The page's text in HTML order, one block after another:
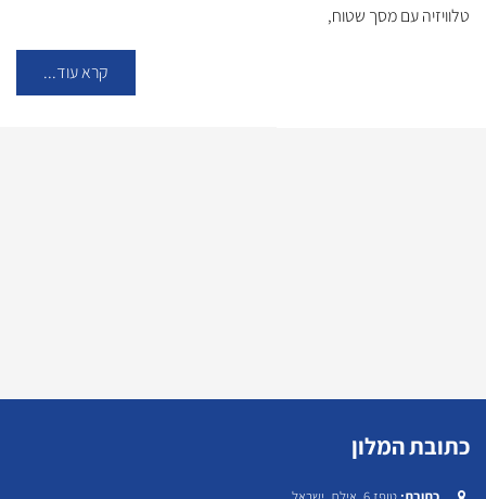
טלוויזיה עם מסך שטוח,
קרא עוד...
כתובת המלון